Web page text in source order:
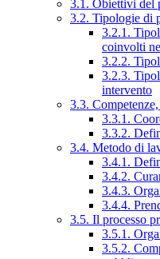
3.1. Obiettivi del
3.2. Tipologie di
3.2.1.
coinvolti
3.2.2.
3.2.3.
intervento
3.3.
3.3.1.
3.3.2.
3.4. Metodo di
3.4.1.
3.4.2.
3.4.3.
3.4.4.
3.5. Il processo
3.5.1.
3.5.2.